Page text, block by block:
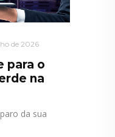
de 2026
para o
na
da sua